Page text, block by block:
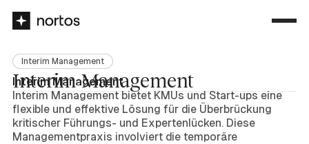
Interim Management
Interim Management
Interim Management
Interim Management bietet KMUs und Start-ups eine
flexible und effektive Lösung für die Überbrückung
kritischer Führungs- und Expertenlücken. Diese
Managementpraxis involviert die temporäre